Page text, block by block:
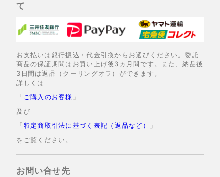
て
お支払いは銀行振込・代金引換からお選びください。委託
商品の保証期間はお買い上げ後3ヵ月間です。また、納品後
3日間は返品（クーリングオフ）ができます。
詳しくは
「 ご購入のお客様 」
及び
「特定商取引法に基づく表記（返品など）
」
をご覧ください。
お問い合せ先